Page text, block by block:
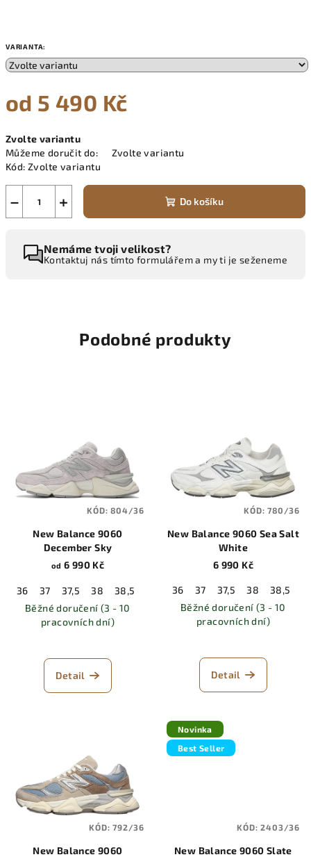
VARIANTA:
od 5 490 Kč
cena:
Zvolte variantu
Můžeme doručit do:
Zvolte variantu
Kód: Zvolte variantu
+
− Do košíku
Nemáme tvoji velikost?
Kontaktuj nás tímto formulářem a my ti je seženeme
Podobné produkty
New Balance 9060
December Sky
od 6 990 Kč
36 37 37,5 38 38,5 40 40,5 41,5 42
42,5
Běžné doručení (3 - 10
pracovních dní)
Detail
KÓD:804/36
New Balance 9060 Sea Salt
White
6 990 Kč
36 37 37,5 38 38,5
Běžné doručení (3 - 10
pracovních dní)
Detail
KÓD:780/36
New Balance 9060
KÓD:792/36
Novinka
Best Seller
New Balance 9060 Slate
KÓD:2403/36